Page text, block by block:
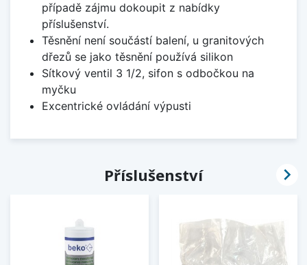
případě zájmu dokoupit z nabídky
příslušenství.
Těsnění není součástí balení, u granitových
dřezů se jako těsnění používá silikon
Sítkový ventil 3 1/2, sifon s odbočkou na
myčku
Excentrické ovládání výpusti
Příslušenství 